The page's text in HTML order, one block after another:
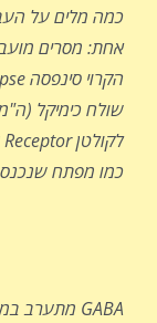
כמה מלים על
אחת: מסרים
הקרוי סינפסה
שולח כימיקל
לקולטן
Receptor
כמו מפתח שנכנס
GABA מתערב